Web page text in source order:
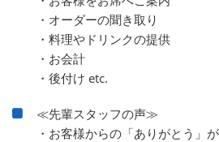
・オーダーの聞き取り
・料理やドリンクの提供
・お会計
・後付け etc.
≪先輩スタッフの声≫
・お客様からの「ありがとう」